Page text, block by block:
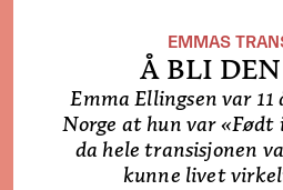
EMMAS
Å BLI
Emma Ellingsen var
Norge at hun var «Født
da hele transisjonen
kunne livet